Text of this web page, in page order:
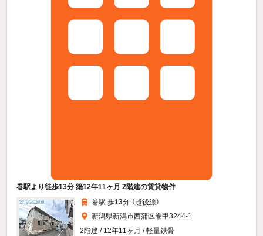
巻駅より徒歩13分 築12年11ヶ月 2階建の賃貸物件
巻駅 歩13分 （越後線）
新潟県新潟市西蒲区巻甲3244-1
2階建 / 12年11ヶ月 / 軽量鉄骨